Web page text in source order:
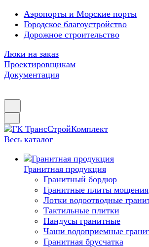
Аэропорты и Морские порты
Городское благоустройство
Дорожное строительство
Люки на заказ
Проектировщикам
Документация
Весь каталог
Гранитная продукция
Гранитный бордюр
Гранитные плиты мощения
Лотки водоотводные
Тактильные плитки
Пандусы гранитные
Чаши водоприемные
Гранитная брусчатка